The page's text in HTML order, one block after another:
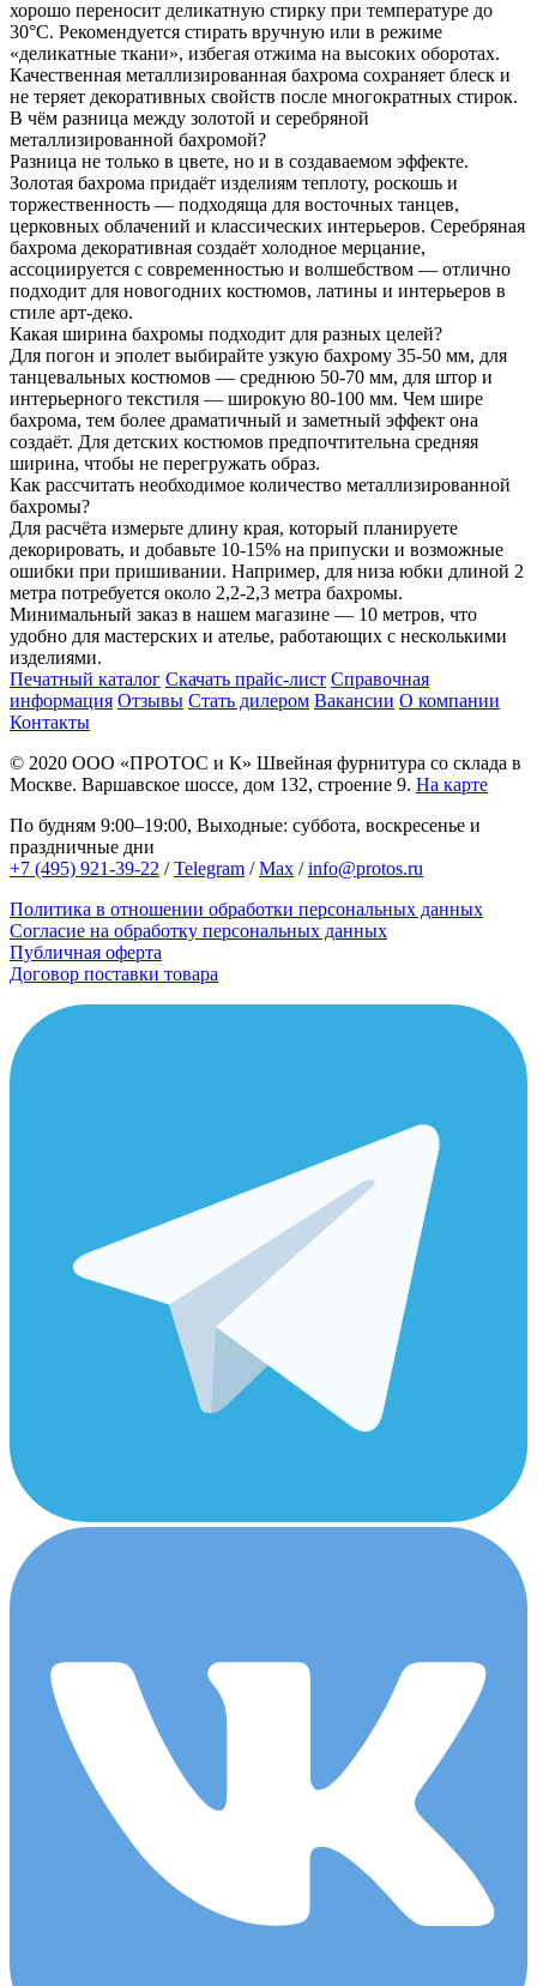
хорошо переносит деликатную стирку при температуре до
30°C. Рекомендуется стирать вручную или в режиме
«деликатные ткани», избегая отжима на высоких оборотах.
Качественная металлизированная бахрома сохраняет блеск и
не теряет декоративных свойств после многократных стирок.
В чём разница между золотой и серебряной
металлизированной бахромой?
Разница не только в цвете, но и в создаваемом эффекте.
Золотая бахрома придаёт изделиям теплоту, роскошь и
торжественность — подходяща для восточных танцев,
церковных облачений и классических интерьеров. Серебряная
бахрома декоративная создаёт холодное мерцание,
ассоциируется с современностью и волшебством — отлично
подходит для новогодних костюмов, латины и интерьеров в
стиле арт-деко.
Какая ширина бахромы подходит для разных целей?
Для погон и эполет выбирайте узкую бахрому 35-50 мм, для
танцевальных костюмов — среднюю 50-70 мм, для штор и
интерьерного текстиля — широкую 80-100 мм. Чем шире
бахрома, тем более драматичный и заметный эффект она
создаёт. Для детских костюмов предпочтительна средняя
ширина, чтобы не перегружать образ.
Как рассчитать необходимое количество металлизированной
бахромы?
Для расчёта измерьте длину края, который планируете
декорировать, и добавьте 10-15% на припуски и возможные
ошибки при пришивании. Например, для низа юбки длиной 2
метра потребуется около 2,2-2,3 метра бахромы.
Минимальный заказ в нашем магазине — 10 метров, что
удобно для мастерских и ателье, работающих с несколькими
изделиями.
Печатный каталог Скачать прайс-лист Справочная
информация Отзывы Стать дилером Вакансии О компании
Контакты
© 2020 ООО «ПРОТОС и К» Швейная фурнитура со склада в
Москве. Варшавское шоссе, дом 132, строение 9. На карте
По будням 9:00–19:00, Выходные: суббота, воскресенье и
праздничные дни
+7 (495) 921-39-22 /Telegram /Max /info@protos.ru
Политика в отношении обработки персональных данных
Согласие на обработку персональных данных
Публичная оферта
Договор поставки товара